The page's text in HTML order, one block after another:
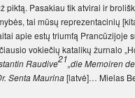
piktą. Pasakiau tik atvirai ir
tai mūsų reprezentacinių
apie estų triumfą Prancūzijoje
vokiečių katalikų žurnalo
Raudive21„die Memoiren
Senta Maurina[latvė]… Mielas